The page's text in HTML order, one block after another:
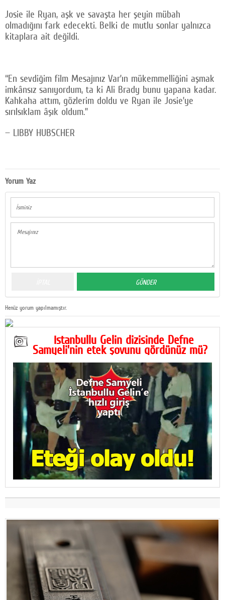
Josie ile Ryan, aşk ve savaşta her şeyin mübah
olmadığını fark edecekti. Belki de mutlu sonlar yalnızca
kitaplara ait değildi.
“En sevdiğim film Mesajınız Var’ın mükemmelliğini aşmak
imkânsız sanıyordum, ta ki Ali Brady bunu yapana kadar.
Kahkaha attım, gözlerim doldu ve Ryan ile Josie’ye
sırılsıklam âşık oldum.”
— LIBBY HUBSCHER
Yorum Yaz
Henüz yorum yapılmamıştır.
İstanbullu Gelin dizisinde Defne
Samyeli’nin etek şovunu gördünüz mü?